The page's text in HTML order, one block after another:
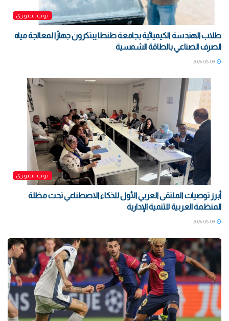
توب ستوري
طلاب الهندسة الكيميائية بجامعة طنطا يبتكرون جهازًا لمعالجة مياه
الصرف الصناعي بالطاقة الشمسية
توب ستوري
أبرز توصيات الملتقى العربي الأول للذكاء الاصطناعي تحت مظلة
المنظمة العربية للتنمية الإدارية